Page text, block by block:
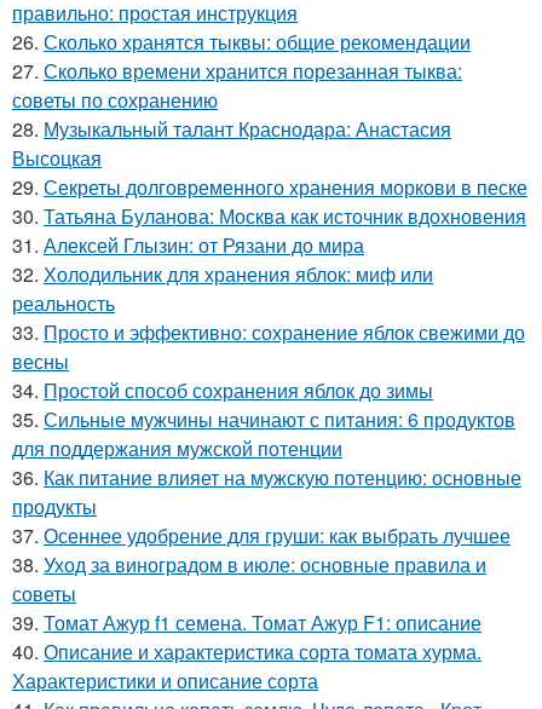
правильно: простая инструкция
26. Сколько хранятся тыквы: общие рекомендации
27. Сколько времени хранится порезанная тыква:
советы по сохранению
28. Музыкальный талант Краснодара: Анастасия
Высоцкая
29. Секреты долговременного хранения моркови в песке
30. Татьяна Буланова: Москва как источник вдохновения
31. Алексей Глызин: от Рязани до мира
32. Холодильник для хранения яблок: миф или
реальность
33. Просто и эффективно: сохранение яблок свежими до
весны
34. Простой способ сохранения яблок до зимы
35. Сильные мужчины начинают с питания: 6 продуктов
для поддержания мужской потенции
36. Как питание влияет на мужскую потенцию: основные
продукты
37. Осеннее удобрение для груши: как выбрать лучшее
38. Уход за виноградом в июле: основные правила и
советы
39. Томат Ажур f1 семена. Томат Ажур F1: описание
40. Описание и характеристика сорта томата хурма.
Характеристики и описание сорта